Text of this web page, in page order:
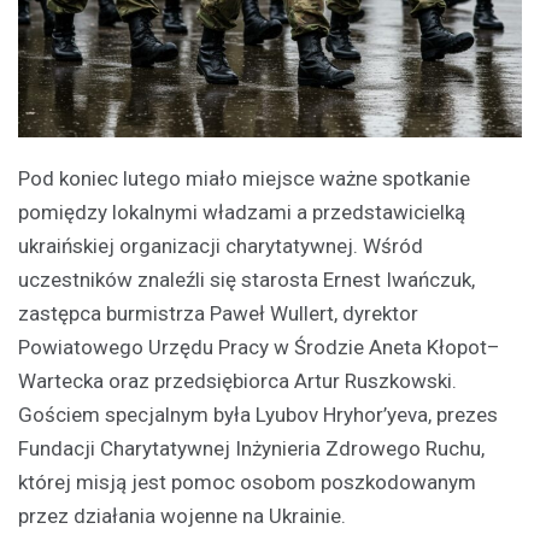
Pod koniec lutego miało miejsce ważne spotkanie
pomiędzy lokalnymi władzami a przedstawicielką
ukraińskiej organizacji charytatywnej. Wśród
uczestników znaleźli się starosta Ernest Iwańczuk,
zastępca burmistrza Paweł Wullert, dyrektor
Powiatowego Urzędu Pracy w Środzie Aneta Kłopot–
Wartecka oraz przedsiębiorca Artur Ruszkowski.
Gościem specjalnym była Lyubov Hryhor’yeva, prezes
Fundacji Charytatywnej Inżynieria Zdrowego Ruchu,
której misją jest pomoc osobom poszkodowanym
przez działania wojenne na Ukrainie.